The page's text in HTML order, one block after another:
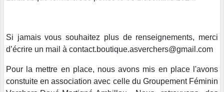
Si jamais vous souhaitez plus de renseignements, merci
d’écrire un mail à contact.boutique.asverchers@gmail.com
Pour la mettre en place, nous avons mis en place l'avons
constuite en association avec celle du Groupement Féminin